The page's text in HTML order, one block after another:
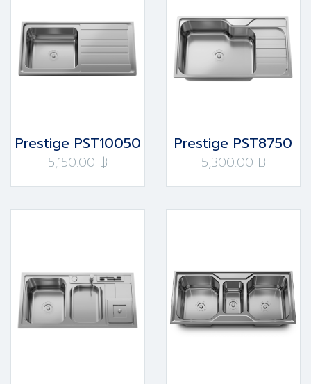
Prestige PST10050
5,150.00 ฿
Prestige PST8750
5,300.00 ฿